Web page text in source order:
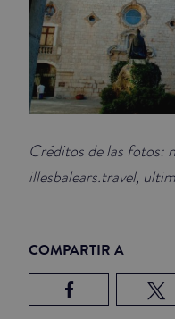
Créditos de las fotos:
illesbalears.travel,
COMPARTIR A